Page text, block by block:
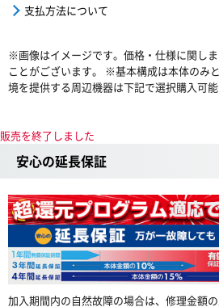
支払方法について
※画像はイメージです。価格・仕様に関し
ことがございます。 ※基本構成は本体のみ
境を提供する周辺機器は下記で選択購入可能
販売を終了しました
安心の延長保証
加入期間内の自然故障の場合は、修理金額